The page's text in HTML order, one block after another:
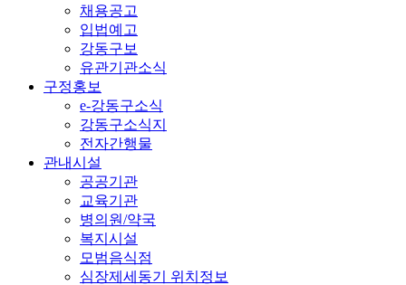
채용공고
입법예고
강동구보
유관기관소식
구정홍보
e-강동구소식
강동구소식지
전자간행물
관내시설
공공기관
교육기관
병의원/약국
복지시설
모범음식점
심장제세동기 위치정보